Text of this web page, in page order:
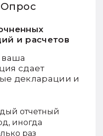
Опрос
и расчетов
ваша
сдает
декларации и
отчетный
иногда
раз